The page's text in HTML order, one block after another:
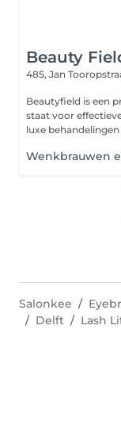
Beauty
485, Jan
Beautyfield is een
staat voor
luxe
Wenkbrauwen
Salonkee
Delft
Lash